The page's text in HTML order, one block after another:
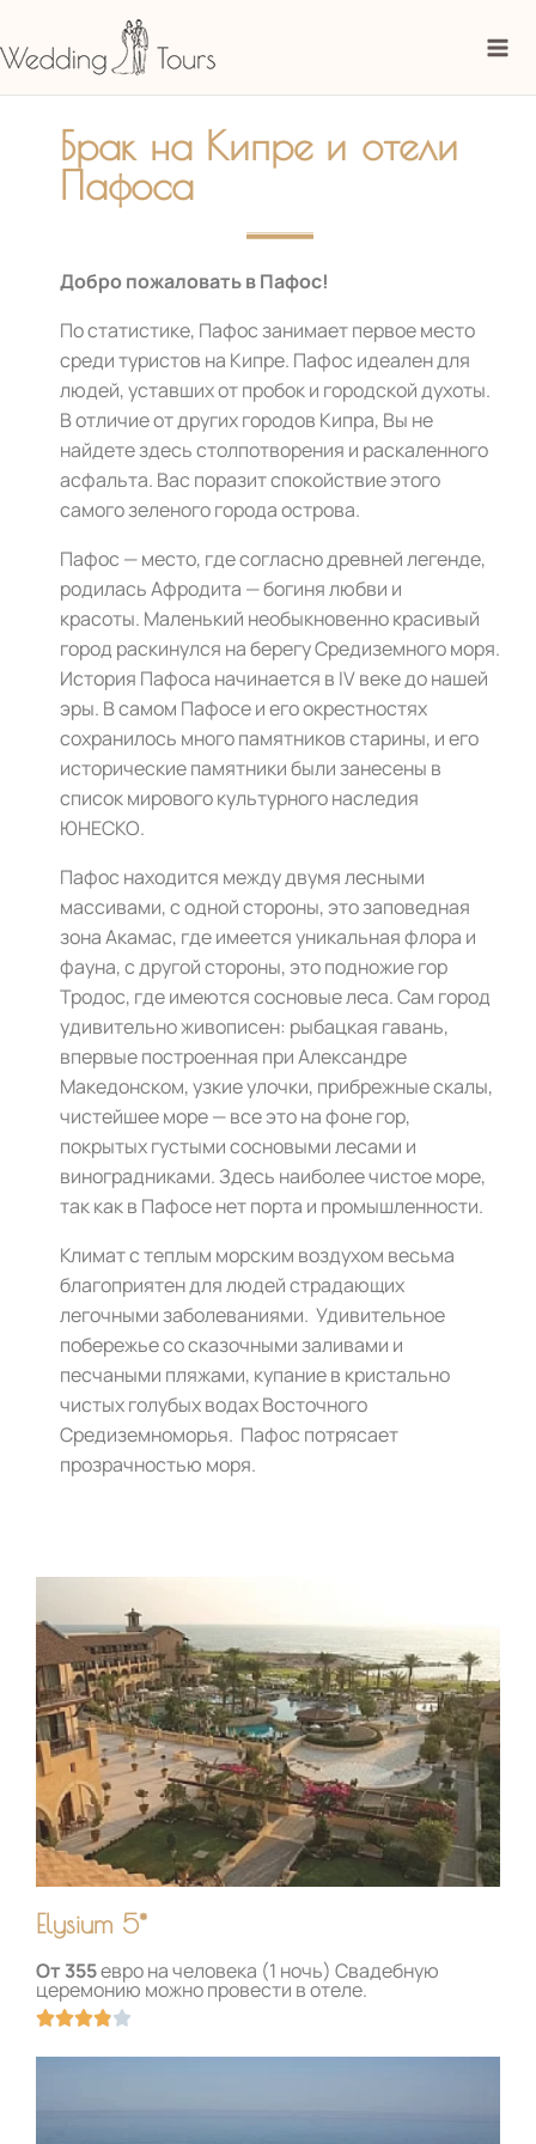
к
содержимому
Брак на Кипре и отели
Пафоса
Добро пожаловать в Пафос!
По статистике, Пафос занимает первое место
среди туристов на Кипре. Пафос идеален для
людей, уставших от пробок и городской духоты.
В отличие от других городов Кипра, Вы не
найдете здесь столпотворения и раскаленного
асфальта. Вас поразит спокойствие этого
самого зеленого города острова.
Пафос — место, где согласно древней легенде,
родилась Афродита — богиня любви и
красоты. Маленький необыкновенно красивый
город раскинулся на берегу Средиземного моря.
История Пафоса начинается в IV веке до нашей
эры. В самом Пафосе и его окрестностях
сохранилось много памятников старины, и его
исторические памятники были занесены в
список мирового культурного наследия
ЮНЕСКО.
Пафос находится между двумя лесными
массивами, с одной стороны, это заповедная
зона Акамас, где имеется уникальная флора и
фауна, с другой стороны, это подножие гор
Тродос, где имеются сосновые леса. Сам город
удивительно живописен: рыбацкая гавань,
впервые построенная при Александре
Македонском, узкие улочки, прибрежные скалы,
чистейшее море — все это на фоне гор,
покрытых густыми сосновыми лесами и
виноградниками. Здесь наиболее чистое море,
так как в Пафосе нет порта и промышленности.
Климат с теплым морским воздухом весьма
благоприятен для людей страдающих
легочными заболеваниями. Удивительное
побережье со сказочными заливами и
песчаными пляжами, купание в кристально
чистых голубых водах Восточного
Средиземноморья. Пафос потрясает
прозрачностью моря.
Elysium 5*
От 355евро на человека (1 ночь) Свадебную
церемонию можно провести в отеле.
